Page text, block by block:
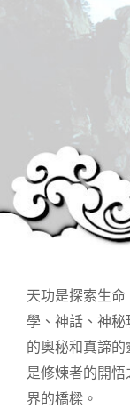
天功是探索生
學、神話、神
的奧秘和真諦
是修煉者的開悟
界的橋樑。